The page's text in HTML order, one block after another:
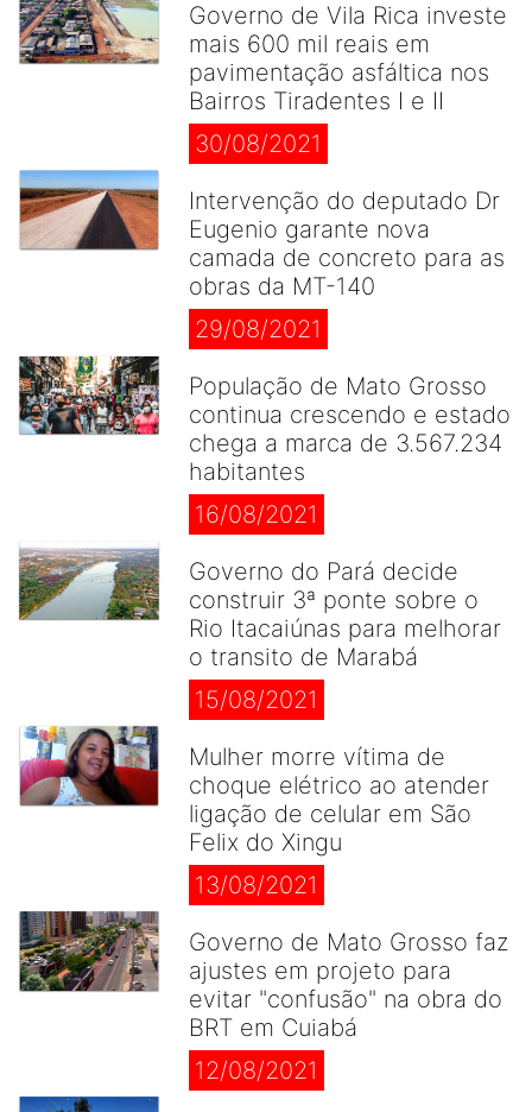
Governo de Vila Rica investe
mais 600 mil reais em
pavimentação asfáltica nos
Bairros Tiradentes I e II
30/08/2021
Intervenção do deputado Dr
Eugenio garante nova
camada de concreto para as
obras da MT-140
29/08/2021
População de Mato Grosso
continua crescendo e estado
chega a marca de 3.567.234
habitantes
16/08/2021
Governo do Pará decide
construir 3ª ponte sobre o
Rio Itacaiúnas para melhorar
o transito de Marabá
15/08/2021
Mulher morre vítima de
choque elétrico ao atender
ligação de celular em São
Felix do Xingu
13/08/2021
Governo de Mato Grosso faz
ajustes em projeto para
evitar "confusão" na obra do
BRT em Cuiabá
12/08/2021